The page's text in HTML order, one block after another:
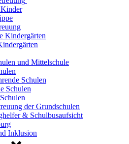
Kindergärten
und Mittelschule
Schulen
Schulen
der Grundschulen
& Schulbusaufsicht
Inklusion